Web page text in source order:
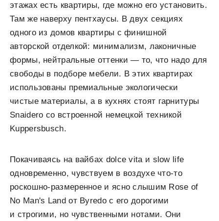
этажах есть квартиры, где можно его установить.
Там же наверху пентхаусы. В двух секциях
одного из домов квартиры с финишной
авторской отделкой: минимализм, лаконичные
формы, нейтральные оттенки — то, что надо для
свободы в подборе мебели. В этих квартирах
использованы премиальные экологически
чистые материалы, а в кухнях стоят гарнитуры
Snaidero со встроенной немецкой техникой
Kuppersbusch.
Покачиваясь на вайбах dolce vita и slow life
одновременно, чувствуем в воздухе что-то
роскошно-размеренное и ясно слышим Rose of
No Man's Land от Byredo с его дорогими
и строгими, но чувственными нотами. Они